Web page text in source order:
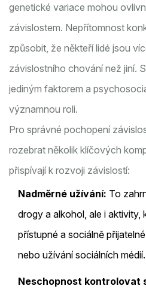
genetické variace mohou
závislostem. Nepřítomnost
způsobit, že někteří lidé jsou
závislostního chování než jiní.
jediným faktorem a
významnou roli.
Pro správné pochopení
rozebrat několik klíčových
přispívají k rozvoji závislostí:
Nadměrné užívání: To
drogy a alkohol, ale i aktivity,
přístupné a sociálně
nebo užívání sociálních médií.
Neschopnost kontrolovat